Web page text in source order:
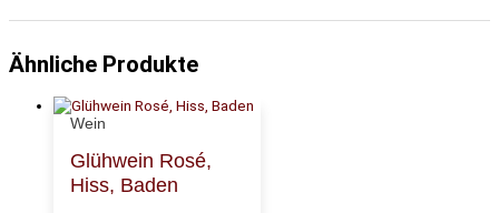
Ähnliche Produkte
Wein
Glühwein Rosé,
Hiss, Baden